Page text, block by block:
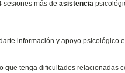
sesiones más de asistencia
información y apoyo psicológico
que tenga dificultades relacionadas